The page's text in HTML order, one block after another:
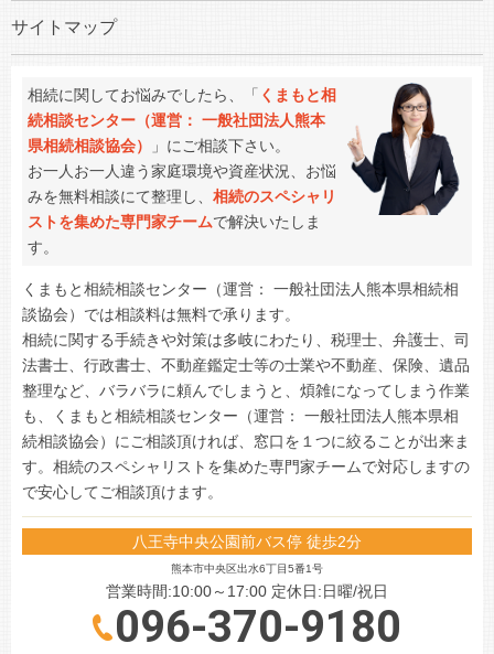
サイトマップ
相続に関してお悩みでしたら、「 くまもと相
続相談センター（運営： 一般社団法人熊本
県相続相談協会）
」にご相談下さい。
お一人お一人違う家庭環境や資産状況、お悩
みを無料相談にて整理し、 相続のスペシャリ
ストを集めた専門家チームで解決いたしま
す。
くまもと相続相談センター（運営： 一般社団法人熊本県相続相
談協会）では相談料は無料で承ります。
相続に関する手続きや対策は多岐にわたり、税理士、弁護士、司
法書士、行政書士、不動産鑑定士等の士業や不動産、保険、遺品
整理など、バラバラに頼んでしまうと、煩雑になってしまう作業
も、くまもと相続相談センター（運営： 一般社団法人熊本県相
続相談協会）にご相談頂ければ、窓口を１つに絞ることが出来ま
す。相続のスペシャリストを集めた専門家チームで対応しますの
で安心してご相談頂けます。
八王寺中央公園前バス停 徒歩2分
熊本市中央区出水6丁目5番1号
営業時間:10:00～17:00 定休日:日曜/祝日
096-370-9180